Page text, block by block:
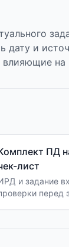
дату и
ПД
лист
и задание
перед